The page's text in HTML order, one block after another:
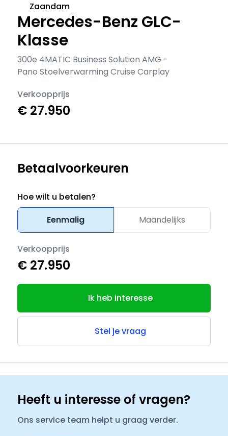
Mercedes-Benz GLC-
Klasse
300e 4MATIC Business Solution AMG -
Pano Stoelverwarming Cruise Carplay
Zaandam
Verkoopprijs
€ 27.950
Betaalvoorkeuren
Hoe wilt u betalen?
Eenmalig
Maandelijks
Verkoopprijs
€ 27.950
Ik heb interesse
Stel je vraag
Heeft u interesse of vragen?
Ons service team helpt u graag verder.